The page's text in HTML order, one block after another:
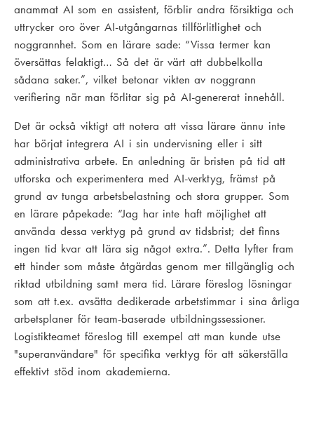
anammat AI som en assistent, förblir andra försiktiga och
uttrycker oro över AI-utgångarnas tillförlitlighet och
noggrannhet. Som en lärare sade: “Vissa termer kan
översättas felaktigt… Så det är värt att dubbelkolla
sådana saker.”, vilket betonar vikten av noggrann
verifiering när man förlitar sig på AI-genererat innehåll.
Det är också viktigt att notera att vissa lärare ännu inte
har börjat integrera AI i sin undervisning eller i sitt
administrativa arbete. En anledning är bristen på tid att
utforska och experimentera med AI-verktyg, främst på
grund av tunga arbetsbelastning och stora grupper. Som
en lärare påpekade: “Jag har inte haft möjlighet att
använda dessa verktyg på grund av tidsbrist; det finns
ingen tid kvar att lära sig något extra.”. Detta lyfter fram
ett hinder som måste åtgärdas genom mer tillgänglig och
riktad utbildning samt mera tid. Lärare föreslog lösningar
som att t.ex. avsätta dedikerade arbetstimmar i sina årliga
arbetsplaner för team-baserade utbildningssessioner.
Logistikteamet föreslog till exempel att man kunde utse
"superanvändare" för specifika verktyg för att säkerställa
effektivt stöd inom akademierna.